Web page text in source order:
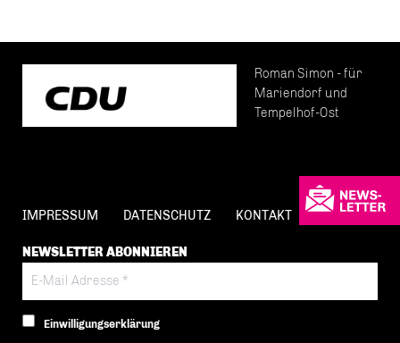
Roman Simon - für
Mariendorf und
Tempelhof-Ost
IMPRESSUM DATENSCHUTZ KONTAKT
NEWSLETTER ABONNIEREN
Einwilligungserklärung